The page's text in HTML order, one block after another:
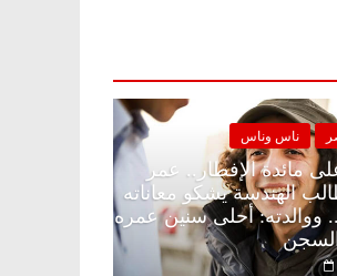
الرئيسية
مقعد شاغر على مائدة
محمد علي طالب
من الأمراض.. ووالدته:
بتضيع في السجن
15 مارس، 2026
بلا زينة
خبير
ولمة